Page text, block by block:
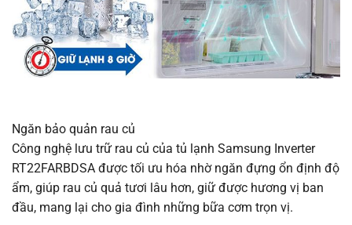
Ngăn bảo quản rau củ
Công nghệ lưu trữ rau củ của tủ lạnh Samsung Inverter
RT22FARBDSA được tối ưu hóa nhờ ngăn đựng ổn định độ
ẩm, giúp rau củ quả tươi lâu hơn, giữ được hương vị ban
đầu, mang lại cho gia đình những bữa cơm trọn vị.